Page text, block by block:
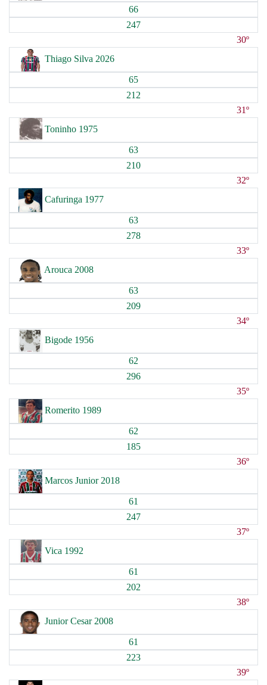
66
247
30º
Thiago Silva 2026
65
212
31º
Toninho 1975
63
210
32º
Cafuringa 1977
63
278
33º
Arouca 2008
63
209
34º
Bigode 1956
62
296
35º
Romerito 1989
62
185
36º
Marcos Junior 2018
61
247
37º
Vica 1992
61
202
38º
Junior Cesar 2008
61
223
39º